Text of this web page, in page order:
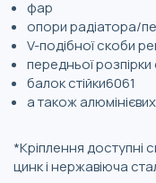
фар
опори радіатора/
V-подібної скоби
передньої розпірки
балок стійки6061
а також
*Кріплення доступні
цинк і нержавіюча